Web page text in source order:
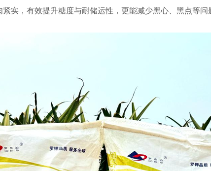
实，有效提升糖度与耐储运性，更能减少黑心、黑点等问